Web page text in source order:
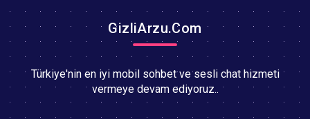
GizliArzu.Com
Türkiye'nin en iyi mobil sohbet ve sesli chat hizmeti
vermeye devam ediyoruz..